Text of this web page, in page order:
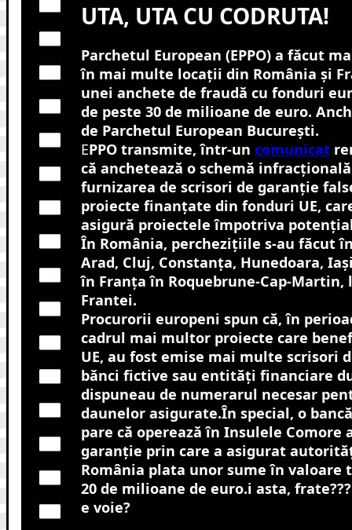
UTA, UTA CU CODRUTA!
Parchetul European (EPPO) a făcut
în mai multe locații din România și
unei anchete de fraudă cu fonduri
de peste 30 de milioane de euro.
de Parchetul European București.
EPPO transmite, într-un comunicat
că anchetează o schemă
furnizarea de scrisori de garanție
proiecte finanțate din fonduri UE,
asigură proiectele împotriva
În România, perchezițiile s-au făcut
Arad, Cluj, Constanța, Hunedoara,
în Franța în Roquebrune-Cap-
Frantei.
Procurorii europeni spun că, în
cadrul mai multor proiecte care
UE, au fost emise mai multe scrisori
bănci fictive sau entități financiare
dispuneau de numerarul necesar
daunelor asigurate.În special, o
pare că operează în Insulele Comore
garanție prin care a asigurat
România plata unor sume în valoare
20 de milioane de euro.i asta,
e voie?